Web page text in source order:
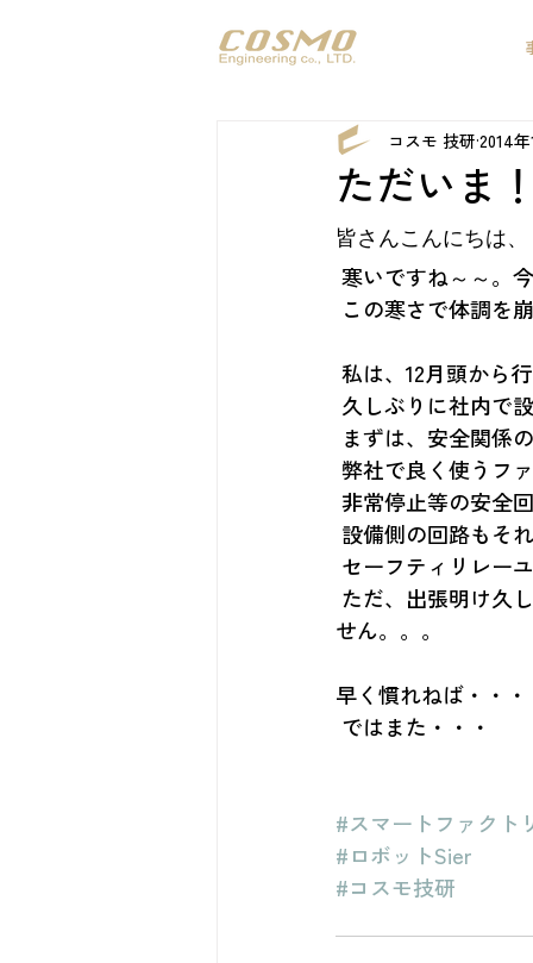
ただいま
コスモ 技研 2014
皆さんこんにちは
寒いですね～～。
この寒さで体調を
私は、12月頭から
久しぶりに社内で
まずは、安全関係
弊社で良く使うフ
非常停止等の安全
設備側の回路もそ
セーフティリレー
せん。。。
早く慣れねば・・・
ではまた・・・
#スマートファクト
#ロボットSier
#コスモ技研